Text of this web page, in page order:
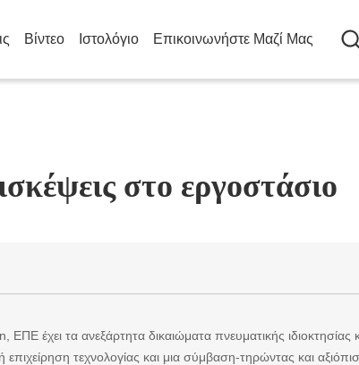
Βίντεο Ιστολόγιο Επικοινωνήστε Μαζί Μας
στο εργοστάσιο
έχει τα ανεξάρτητα δικαιώματα πνευματικής ιδιοκτησίας
επιχείρηση τεχνολογίας και μια σύμβαση-τηρώντας και